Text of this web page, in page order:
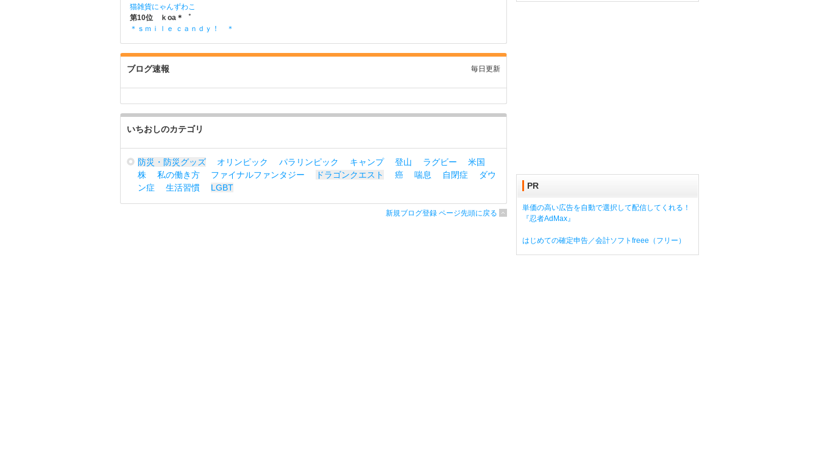
猫雑貨にゃんずわこ
第10位 ｋoa＊゜
＊ｓｍｉｌｅ ｃａｎｄｙ！ ＊
ブログ速報 毎日更新
いちおしのカテゴリ
防災・防災グッズ オリンピック パラリンピック キャンプ 登山 ラグビー
米国
株
私の働き方 ファイナルファンタジー ドラゴンクエスト 癌 喘息 自閉症
ダウ
ン症
生活習慣 LGBT
新規ブログ登録 ページ先頭に戻る
PR
単価の高い広告を自動で選択して配信してくれる！
『忍者AdMax』
はじめての確定申告／会計ソフトfreee（フリー）